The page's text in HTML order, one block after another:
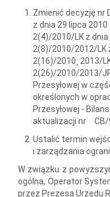
Zmienić decyzję nr
z dnia 29 lipca
2(4)/2010/LK z dnia
2(8)/2010/2012/LK
2(16)/2010¸ 2013/
2(26)/2010/2013/
Przesyłowej w
określonych w
Przesyłowej -
aktualizacji nr CB/
Ustalić termin
i zarządzania
W związku z
ogólna, Operator
przez Prezesa Urzędu